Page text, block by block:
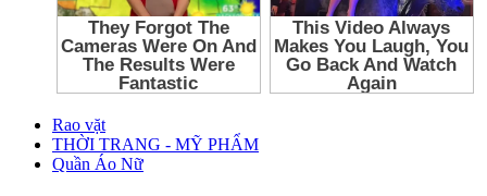
Rao vặt
THỜI TRANG - MỸ PHẨM
Quần Áo Nữ